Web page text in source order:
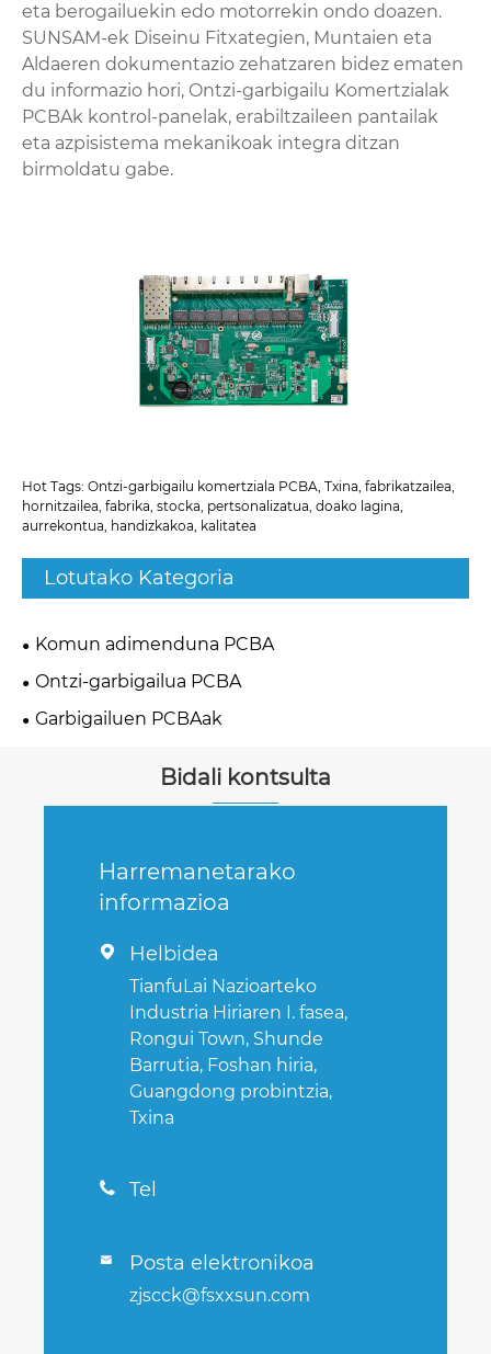
eta berogailuekin edo motorrekin ondo doazen.
SUNSAM-ek Diseinu Fitxategien, Muntaien eta
Aldaeren dokumentazio zehatzaren bidez ematen
du informazio hori, Ontzi-garbigailu Komertzialak
PCBAk kontrol-panelak, erabiltzaileen pantailak
eta azpisistema mekanikoak integra ditzan
birmoldatu gabe.
Hot Tags: Ontzi-garbigailu komertziala PCBA, Txina, fabrikatzailea,
hornitzailea, fabrika, stocka, pertsonalizatua, doako lagina,
aurrekontua, handizkakoa, kalitatea
Lotutako Kategoria
Komun adimenduna PCBA
Ontzi-garbigailua PCBA
Garbigailuen PCBAak
Bidali kontsulta
Harremanetarako
informazioa
 Helbidea
TianfuLai Nazioarteko
Industria Hiriaren I. fasea,
Rongui Town, Shunde
Barrutia, Foshan hiria,
Guangdong probintzia,
Txina
 Tel
 Posta elektronikoa
zjscck@fsxxsun.com